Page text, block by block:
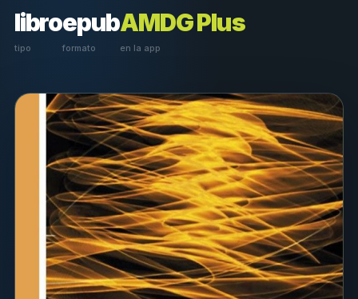
libro
tipo
epub
formato
AMDG Plus
en la app